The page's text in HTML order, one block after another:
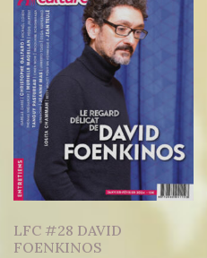
LFC #28 DAVID
FOENKINOS